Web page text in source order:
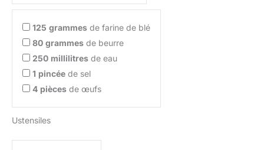
125 grammes de farine de blé
80 grammes de beurre
250 millilitres de eau
1 pincée de sel
4 pièces de œufs
Ustensiles